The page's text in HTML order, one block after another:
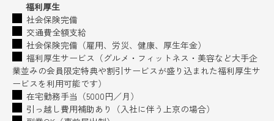
福利厚生
社会保険完備
交通費全額支給
社会保険完備（雇用、労災、健康、厚生年金）
福利厚生サービス（グルメ・フィットネス・美容など大手企
業並みの会員限定特典や割引サービスが盛り込まれた福利厚生サ
ービスを利用可能です）
在宅勤務手当（5000円／月）
引っ越し費用補助あり（入社に伴う上京の場合）